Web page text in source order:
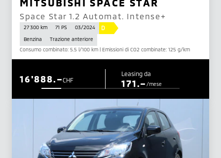
Space Star 1.2 Automat. Intense+
27 300 km 71 PS 03/2024 D
Benzina
Trazione anteriore
Consumo combinato: 5.5 l/100 km | Emissioni di CO2 combinate: 125 g/km
CHF
16'888.– Leasing da
171.–/mese